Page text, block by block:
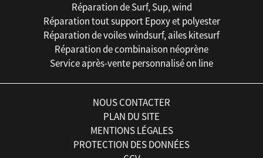
Réparation de Surf, Sup, wind
Réparation tout support Epoxy et polyester
Réparation de voiles windsurf, ailes kitesurf
Réparation de combinaison néoprène
Service après-vente personnalisé on line
NOUS CONTACTER
PLAN DU SITE
MENTIONS LÉGALES
PROTECTION DES DONNÉES